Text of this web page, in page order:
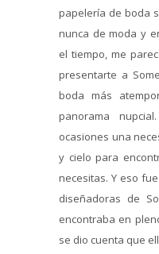
papelería de boda
nunca de moda y
el tiempo, me
presentarte a
boda más
panorama
ocasiones una
y cielo para
necesitas. Y eso
diseñadoras de
encontraba en
se dio cuenta que